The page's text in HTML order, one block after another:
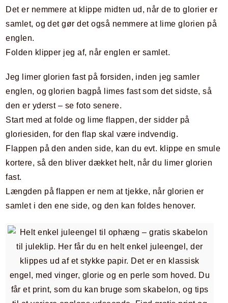
Det er nemmere at klippe midten ud, når de to glorier er
samlet, og det gør det også nemmere at lime glorien på
englen.
Folden klipper jeg af, når englen er samlet.
Jeg limer glorien fast på forsiden, inden jeg samler
englen, og glorien bagpå limes fast som det sidste, så
den er yderst – se foto senere.
Start med at folde og lime flappen, der sidder på
gloriesiden, for den flap skal være indvendig.
Flappen på den anden side, kan du evt. klippe en smule
kortere, så den bliver dækket helt, når du limer glorien
fast.
Længden på flappen er nem at tjekke, når glorien er
samlet i den ene side, og den kan foldes henover.